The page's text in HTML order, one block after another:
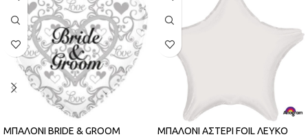
ΜΠΑΛΟΝΙ BRIDE & GROOM
ΜΠΑΛΟΝΙ ΑΣΤΕΡΙ FOIL ΛΕΥΚΟ